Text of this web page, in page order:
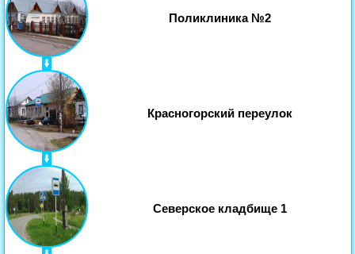
Поликлиника №2
Красногорский переулок
Северское кладбище 1